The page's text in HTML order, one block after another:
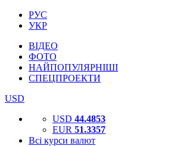
РУС
УКР
ВІДЕО
ФОТО
НАЙПОПУЛЯРНІШІ
СПЕЦПРОЕКТИ
USD
USD 44.4853
EUR 51.3357
Всі курси валют